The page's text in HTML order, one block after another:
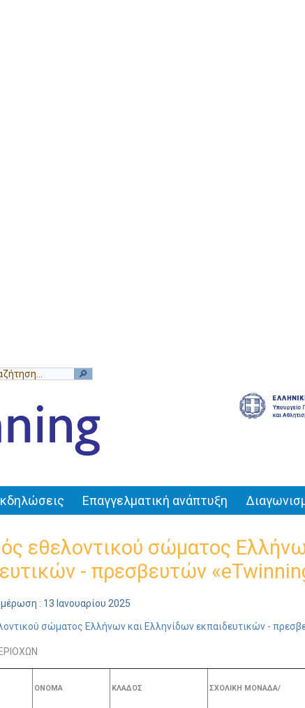
Επαγγελματική ανάπτυξη
εθελοντικού σώματος
- πρεσβευτών
: 13 Ιανουαρίου 2025
σώματος Ελλήνων και Ελληνίδων εκπαιδευτικών -
ΟΝΟΜΑ ΚΛΑΔΟΣ ΣΧΟΛΙΚΗ ΜΟΝΑΔΑ/